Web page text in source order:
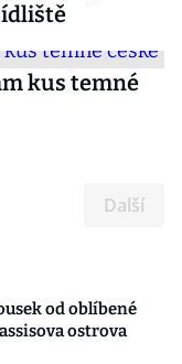
kus temné
Další
od oblíbené
ostrova